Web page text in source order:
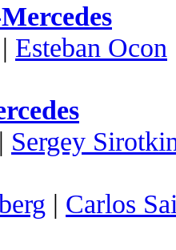
| Esteban Ocon
| Sergey
| Carlos